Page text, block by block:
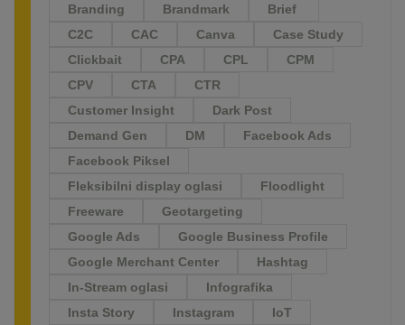
Branding Brandmark
Brief
C2C
CAC Canva
Case Study
Clickbait
CPA CPL
CPM
CPV
CTA
CTR
Customer Insight
Dark Post
Demand Gen
DM
Facebook Ads
Facebook Piksel
Fleksibilni display oglasi
Floodlight
Freeware
Geotargeting
Google Ads
Google Business Profile
Google Merchant Center
Hashtag
In-Stream oglasi
Infografika
Insta Story
Instagram
IoT